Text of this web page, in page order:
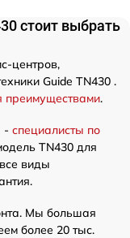
стоит выбрать
центров,
Guide TN430 .
преимуществами.
- специалисты по
TN430 для
виды
Мы большая
более 20 тыс.